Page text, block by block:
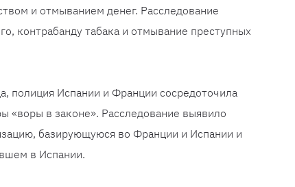
и отмыванием денег. Расследование
контрабанду табака и отмывание преступных
полиция Испании и Франции сосредоточила
«воры в законе». Расследование выявило
базирующуюся во Франции и Испании и
в Испании.